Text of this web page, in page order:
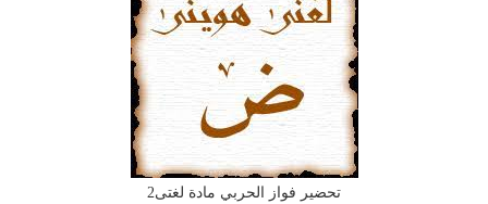
تحضير فواز الحربي مادة لغتى2